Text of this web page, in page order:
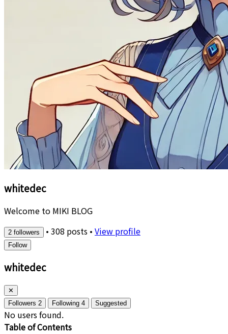
whitedec
Welcome to MIKI BLOG
2 followers • 308 posts • View profile
Follow
whitedec
✕
Followers 2 Following 4 Suggested
No users found.
Table of Contents